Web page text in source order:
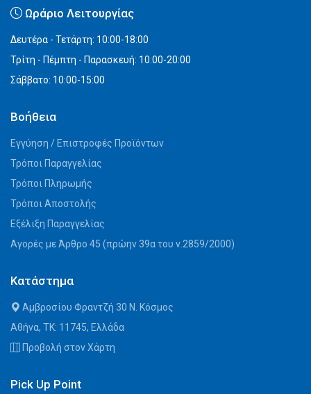
Ωράριο Λειτουργίας
Δευτέρα - Τετάρτη: 10:00-18:00
Τρίτη - Πέμπτη - Παρασκευή: 10:00-20:00
Σάββατο: 10:00-15:00
Βοήθεια
Εγγύηση / Επιστροφές Προϊόντων
Τρόποι Παραγγελίας
Τρόποι Πληρωμής
Τρόποι Αποστολής
Εξέλιξη Παραγγελίας
Αγορές με Άρθρο 45 (πρώην 39α του ν.2859/2000)
Κατάστημα
Αμβροσίου Φραντζή 30 Ν. Κόσμος
Αθήνα, ΤΚ: 11745, Ελλάδα
Προβολή στον Χάρτη
Pick Up Point